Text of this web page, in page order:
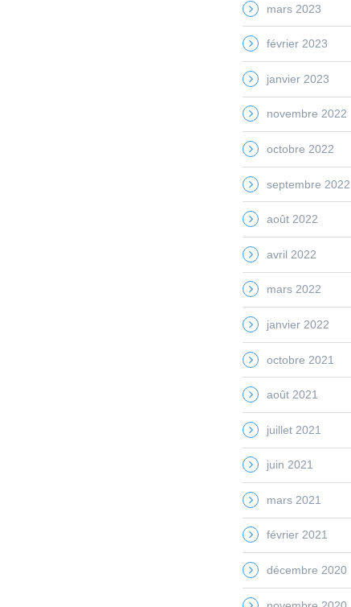
mars 2023
février 2023
janvier 2023
novembre 2022
octobre 2022
septembre 2022
août 2022
avril 2022
mars 2022
janvier 2022
octobre 2021
août 2021
juillet 2021
juin 2021
mars 2021
février 2021
décembre 2020